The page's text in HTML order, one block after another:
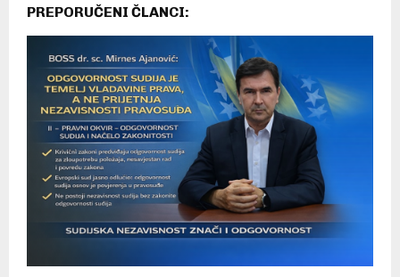
PREPORUČENI ČLANCI: